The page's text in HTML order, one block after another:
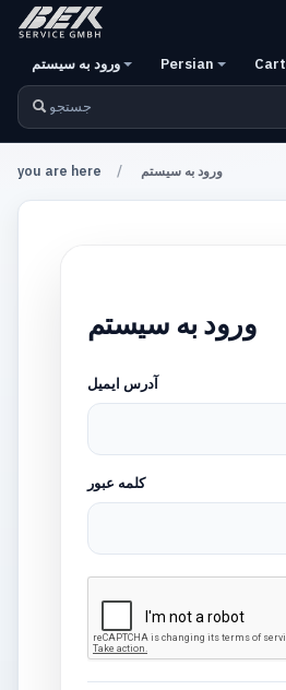
Persian Cart
you are here ورود به سيستم
ورود به سيستم
آدرس ايميل
كلمه عبور